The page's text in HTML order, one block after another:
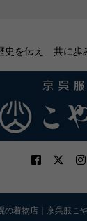
史を伝え 共に歩
の着物店｜京呉服こや